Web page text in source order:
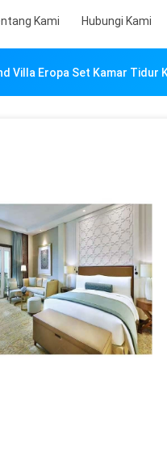
Kami Hubungi Kami
Villa Eropa Set Kamar Tidur